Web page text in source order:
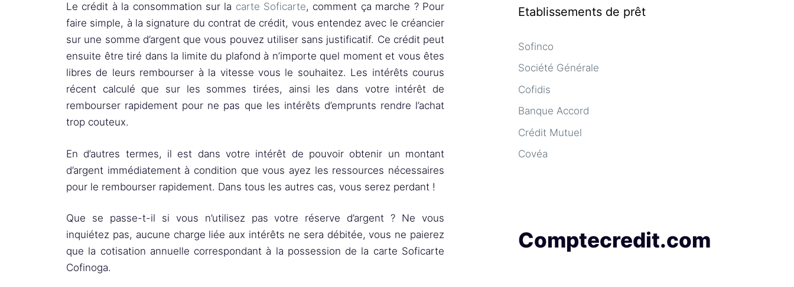
Le crédit à la consommation sur la carte Soficarte, comment ça marche ? Pour
faire simple, à la signature du contrat de crédit, vous entendez avec le créancier
sur une somme d’argent que vous pouvez utiliser sans justificatif. Ce crédit peut
ensuite être tiré dans la limite du plafond à n’importe quel moment et vous êtes
libres de leurs rembourser à la vitesse vous le souhaitez. Les intérêts courus
récent calculé que sur les sommes tirées, ainsi les dans votre intérêt de
rembourser rapidement pour ne pas que les intérêts d’emprunts rendre l’achat
trop couteux.
En d’autres termes, il est dans votre intérêt de pouvoir obtenir un montant
d’argent immédiatement à condition que vous ayez les ressources nécessaires
pour le rembourser rapidement. Dans tous les autres cas, vous serez perdant !
Que se passe-t-il si vous n’utilisez pas votre réserve d’argent ? Ne vous
inquiétez pas, aucune charge liée aux intérêts ne sera débitée, vous ne paierez
que la cotisation annuelle correspondant à la possession de la carte Soficarte
Cofinoga.
Etablissements de prêt
Sofinco
Société Générale
Cofidis
Banque Accord
Crédit Mutuel
Covéa
Comptecredit.com